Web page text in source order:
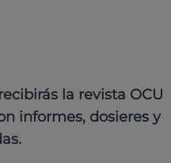
la revista OCU
informes, dosieres y